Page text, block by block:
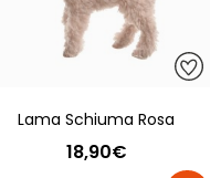
Lama Schiuma Rosa
18,90€